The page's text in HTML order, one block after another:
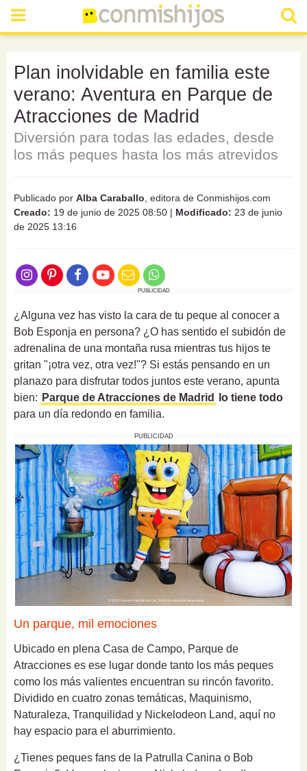
Plan inolvidable en familia este
verano: Aventura en Parque de
Atracciones de Madrid
Diversión para todas las edades, desde
los más peques hasta los más atrevidos
Publicado por Alba Caraballo , editora de Conmishijos.com
Creado: 19 de junio de 2025 08:50 | Modificado: 23 de junio
de 2025 13:16
PUBLICIDAD
¿Alguna vez has visto la cara de tu peque al conocer a
Bob Esponja en persona? ¿O has sentido el subidón de
adrenalina de una montaña rusa mientras tus hijos te
gritan "¡otra vez, otra vez!"? Si estás pensando en un
planazo para disfrutar todos juntos este verano, apunta
bien: Parque de Atracciones de Madrid
lo tiene todo
para un día redondo en familia.
PUBLICIDAD
Un parque, mil emociones
Ubicado en plena Casa de Campo, Parque de
Atracciones es ese lugar donde tanto los más peques
como los más valientes encuentran su rincón favorito.
Dividido en cuatro zonas temáticas, Maquinismo,
Naturaleza, Tranquilidad y Nickelodeon Land, aquí no
hay espacio para el aburrimiento.
¿Tienes peques fans de la Patrulla Canina o Bob